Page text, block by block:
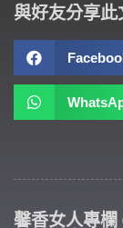
與好友分享此
馨香女人專